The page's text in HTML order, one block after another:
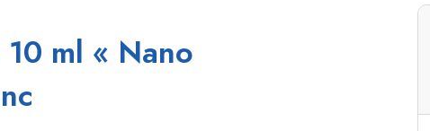
par marque
WECK
Bouteilles Estal
ml « Nano